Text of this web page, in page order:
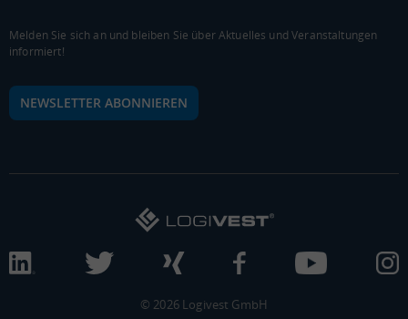
Gesamt BIP je Erwerbstätigen BIP je Einwohner
9.859.244 Tsd. €
BRUTTOWERTSCHÖPFUNG
Gesamt Produzierendes Gewerbe Handel und
BRUTTOWERTSCHÖPFUNG (DURCHSCHNITT)
Melden Sie sich an und bleiben Sie über Aktuelles und Veranstaltungen
informiert!
NEWSLETTER ABONNIEREN
© 2026 Logivest GmbH